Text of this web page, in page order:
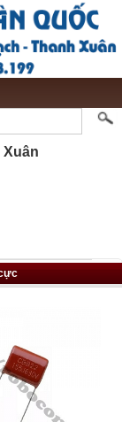
Xuân